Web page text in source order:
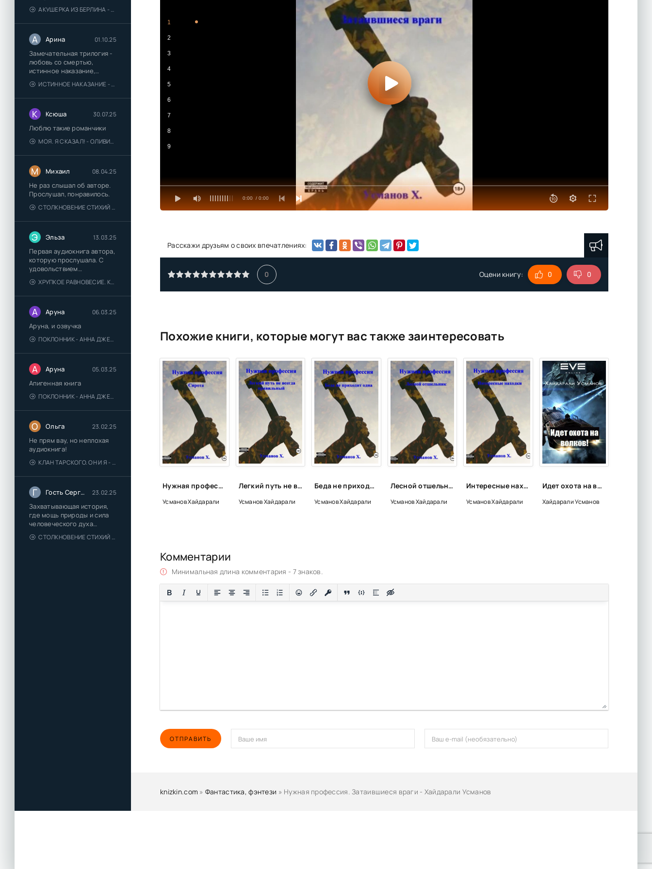
АКУШЕРКА ИЗ БЕРЛИНА - АННА СТЮАРТ
А Арина 01.10.25
Замечательная трилогия -
любовь со смертью,
истинное наказание,
любимая для монстра -
понравились
ИСТИННОЕ НАКАЗАНИЕ - ОЛЬГА ГУСЕЙНОВА
К Ксюша 30.07.25
Люблю такие романчики
МОЯ. Я СКАЗАЛ! - ОЛИВИЯ ЛЕЙК
М Михаил 08.04.25
Не раз слышал об авторе.
Прослушал, понравилось.
СТОЛКНОВЕНИЕ СТИХИЙ - ВАЛЕРИЙ ГУМИНСКИЙ
Э Эльза 13.03.25
Первая аудиокнига автора,
которую прослушала. С
удовольствием
познакомлюсь и с другими.
ХРУПКОЕ РАВНОВЕСИЕ. КНИГА 1 - АНА ШЕРРИ
А Аруна 06.03.25
Аруна, и озвучка
ПОКЛОННИК - АННА ДЖЕЙН
А Аруна 05.03.25
Апигенная книга
ПОКЛОННИК - АННА ДЖЕЙН
О Ольга 23.02.25
Не прям вау, но неплохая
аудиокнига!
КЛАН ТАРСКОГО. ОН И Я - ЕЛЕНА ТОДОРОВА (1)
Г Гость Сергей 23.02.25
Захватывающая история,
где мощь природы и сила
человеческого духа
сплетаются в напряжённый
и
СТОЛКНОВЕНИЕ СТИХИЙ - ВАЛЕРИЙ ГУМИНСКИЙ
0:00 / 0:00
1
2
3
4
5
6
7
8
9
Расскажи друзьям о своих впечатлениях:
0 Оцени книгу: 0 0
Похожие книги, которые могут вас также заинтересовать
Нужная профессия. Сирота - Хайдарали Усманов
Усманов Хайдарали
Легкий путь не всегда правильный - Хайдарали Усманов
Усманов Хайдарали
Беда не приходит одна - Хайдарали Усманов
Усманов Хайдарали
Лесной отшельник - Хайдарали Усманов
Усманов Хайдарали
Интересные находки - Хайдарали Усманов
Усманов Хайдарали
Идет охота на волков! - Хайдарали Усманов (6)
Хайдарали Усманов
Комментарии
Минимальная длина комментария - 7 знаков.
ОТПРАВИТЬ
knizkin.com » Фантастика, фэнтези » Нужная профессия. Затаившиеся враги - Хайдарали Усманов